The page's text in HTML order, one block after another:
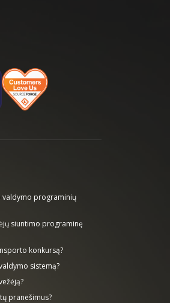
valdymo programinių
siuntimo programinę
konkursą?
sistemą?
pranešimus?